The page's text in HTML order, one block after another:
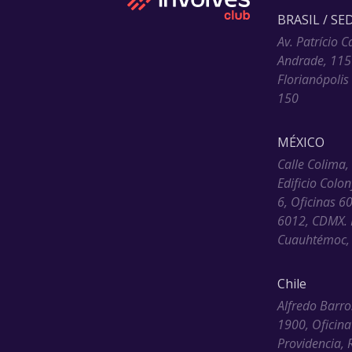
BRASIL /
Av. Patrício
Andrade,
Florianópolis
150
MÉXICO
Calle
Edificio
6, Oficinas
6012,
Chile
Alfredo
1900,
Providencia,